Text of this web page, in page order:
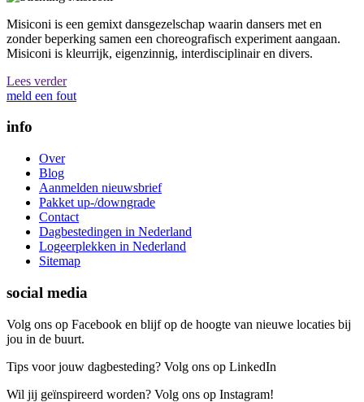
Misiconi is een gemixt dansgezelschap waarin dansers met en
zonder beperking samen een choreografisch experiment aangaan.
Misiconi is kleurrijk, eigenzinnig, interdisciplinair en divers.
Lees verder
meld een fout
info
Over
Blog
Aanmelden nieuwsbrief
Pakket up-/downgrade
Contact
Dagbestedingen in Nederland
Logeerplekken in Nederland
Sitemap
social media
Volg ons op Facebook en blijf op de hoogte van nieuwe locaties bij
jou in de buurt.
Tips voor jouw dagbesteding? Volg ons op LinkedIn
Wil jij geïnspireerd worden? Volg ons op Instagram!